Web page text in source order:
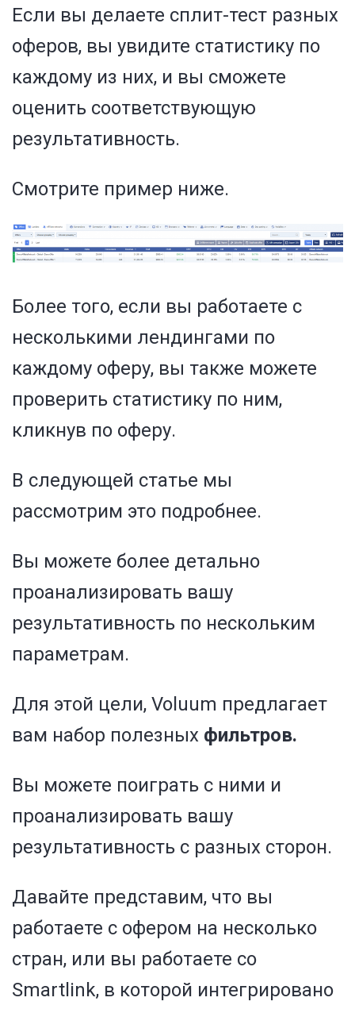
Если вы делаете сплит-тест разных
оферов, вы увидите статистику по
каждому из них, и вы сможете
оценить соответствующую
результативность.
Смотрите пример ниже.
Более того, если вы работаете с
несколькими лендингами по
каждому оферу, вы также можете
проверить статистику по ним,
кликнув по оферу.
В следующей статье мы
рассмотрим это подробнее.
Вы можете более детально
проанализировать вашу
результативность по нескольким
параметрам.
Для этой цели, Voluum предлагает
вам набор полезных фильтров.
Вы можете поиграть с ними и
проанализировать вашу
результативность с разных сторон.
Давайте представим, что вы
работаете с офером на несколько
стран, или вы работаете со
Smartlink, в которой интегрировано